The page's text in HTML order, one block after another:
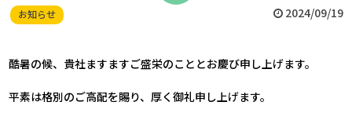
お知らせ 2024/09/19
酷暑の候、貴社ますますご盛栄のこととお慶び申し上げます。
平素は格別のご高配を賜り、厚く御礼申し上げます。